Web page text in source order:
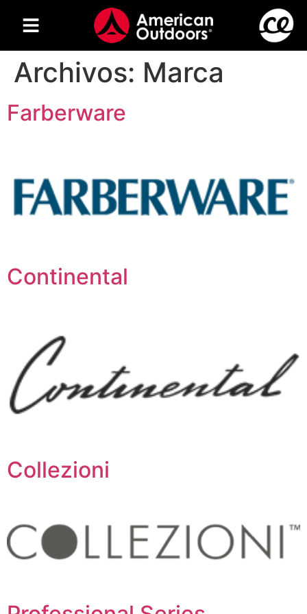
Archivos: Marca
Farberware
Continental
Collezioni